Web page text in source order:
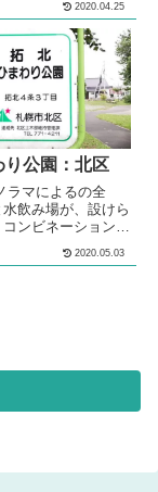
れています。ター
が設置されていま
さの鉄棒が設置さ
ェルター型のあず
られています。 多
な利用が出来る広
います。複数のベ
ています。 メモ
中にある、公園で
2020.04.25
り公園：北区
ラマによるの全
飲み場が、設けら
ンビネーション遊
います。シーソーが
トイレと水飲み場
います。コンビネ
が...
2020.05.03